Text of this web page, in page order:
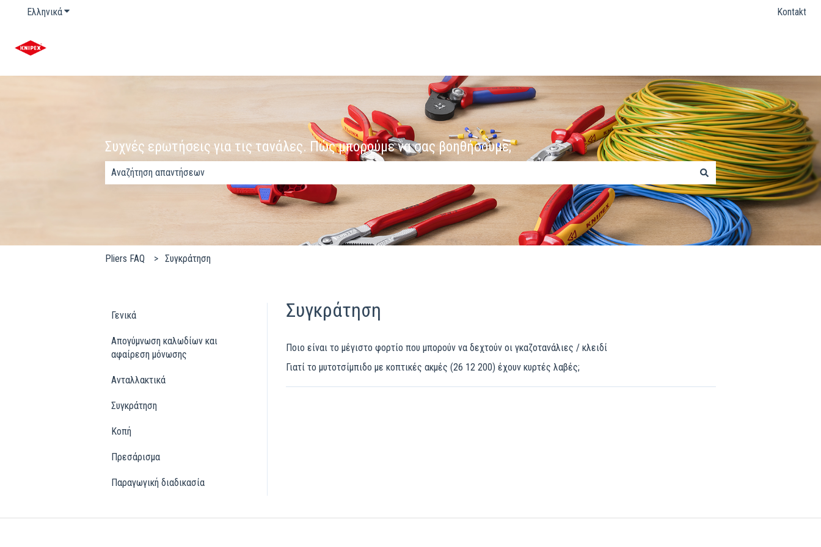
ΕλληνικάΕμφάνιση υπομενού για μεταφράσεις Kontakt
Συχνές ερωτήσεις για τις τανάλες. Πώς μπορούμε να σας βοηθήσουμε;
Δεν υπάρχουν προτάσεις επειδή το πεδίο αναζήτησης είναι κενό.
Pliers FAQ Συγκράτηση
Συγκράτηση
Ποιο είναι το μέγιστο φορτίο που μπορούν να δεχτούν οι γκαζοτανάλιες / κλειδί
Γιατί το μυτοτσίμπιδο με κοπτικές ακμές (26 12 200) έχουν κυρτές λαβές;
Γενικά
Απογύμνωση καλωδίων και
αφαίρεση μόνωσης
Ανταλλακτικά
Συγκράτηση
Κοπή
Πρεσάρισμα
Παραγωγική διαδικασία